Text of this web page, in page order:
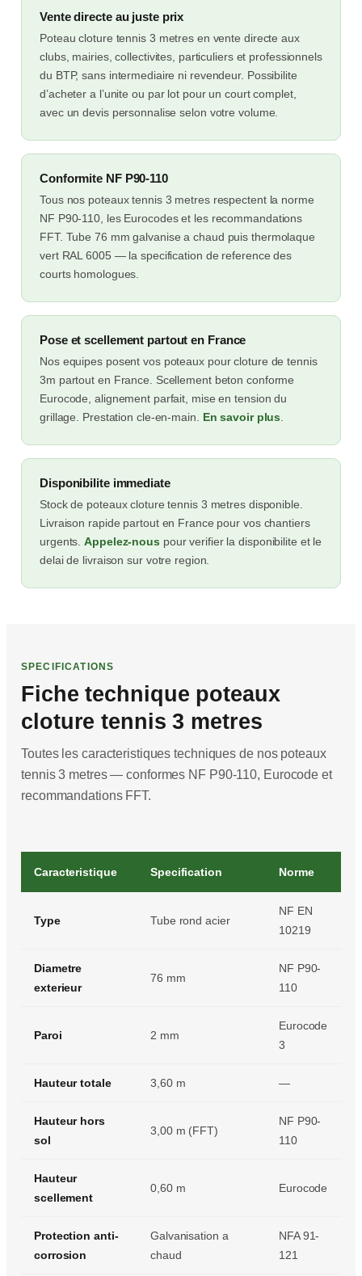
Vente directe au juste prix
Poteau cloture tennis 3 metres en vente directe aux
clubs, mairies, collectivites, particuliers et professionnels
du BTP, sans intermediaire ni revendeur. Possibilite
d’acheter a l’unite ou par lot pour un court complet,
avec un devis personnalise selon votre volume.
Conformite NF P90-110
Tous nos poteaux tennis 3 metres respectent la norme
NF P90-110, les Eurocodes et les recommandations
FFT. Tube 76 mm galvanise a chaud puis thermolaque
vert RAL 6005 — la specification de reference des
courts homologues.
Pose et scellement partout en France
Nos equipes posent vos poteaux pour cloture de tennis
3m partout en France. Scellement beton conforme
Eurocode, alignement parfait, mise en tension du
grillage. Prestation cle-en-main. En savoir plus
Disponibilite immediate
Stock de poteaux cloture tennis 3 metres disponible.
Livraison rapide partout en France pour vos chantiers
urgents.Appelez-nous pour verifier la disponibilite et le
delai de livraison sur votre region.
SPECIFICATIONS
Fiche technique poteaux
cloture tennis 3 metres
Toutes les caracteristiques techniques de nos poteaux
tennis 3 metres — conformes NF P90-110, Eurocode et
recommandations FFT.
Caracteristique Specification Norme
Type Tube rond acier
NF EN
10219
Diametre
exterieur
76 mm
NF P90-
110
Paroi 2 mm
Eurocode
3
Hauteur totale 3,60 m —
Hauteur hors
sol
3,00 m (FFT)
NF P90-
110
Hauteur
scellement
0,60 m Eurocode
Protection anti-
corrosion
Galvanisation a
chaud
NFA 91-
121